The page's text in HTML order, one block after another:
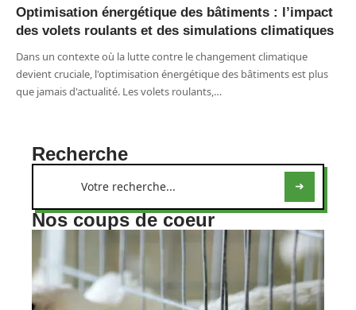
Optimisation énergétique des bâtiments : l’impact
des volets roulants et des simulations climatiques
Dans un contexte où la lutte contre le changement climatique
devient cruciale, l'optimisation énergétique des bâtiments est plus
que jamais d'actualité. Les volets roulants,…
Recherche
Nos coups de coeur